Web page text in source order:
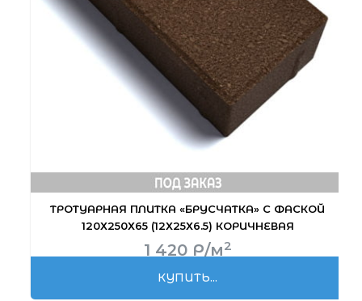
ТРОТУАРНАЯ ПЛИТКА «БРУСЧАТКА» С ФАСКОЙ
120Х250Х65 (12Х25Х6.5) КОРИЧНЕВАЯ
1 420 Р/м2
КУПИТЬ...